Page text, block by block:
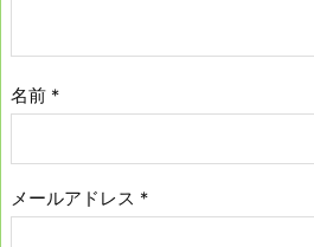
名前 *
メールアドレス *